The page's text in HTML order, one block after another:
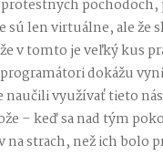
pochodoch,
len virtuálne, ale že
v tomto je veľký kus
dokážu
využívať tieto
– keď sa nad tým
strach, než ich bolo